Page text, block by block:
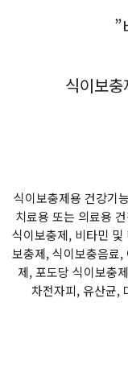
”
식이보
식이보충제용 건강기
치료용 또는 의료용
식이보충제, 비타민
보충제, 식이보충음료
제, 포도당 식이보충
차전자피, 유산균,